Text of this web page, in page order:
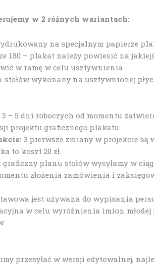
w 2 różnych wariantach:
na specjalnym papierze
180 – plakat należy powiesić na
w ramę w celu usztywnienia
stołów wykonany na usztywnionej
3 – 5 dni roboczych od momentu
projektu graficznego plakatu.
3 pierwsze zmiany w projekcie są
to koszt 20 zł.
planu stołów wysyłamy w
złożenia zamówienia i
jest używana do wypisania
w celu wyróżnienia imion młodej
przesyłać w wersji edytowalnej,